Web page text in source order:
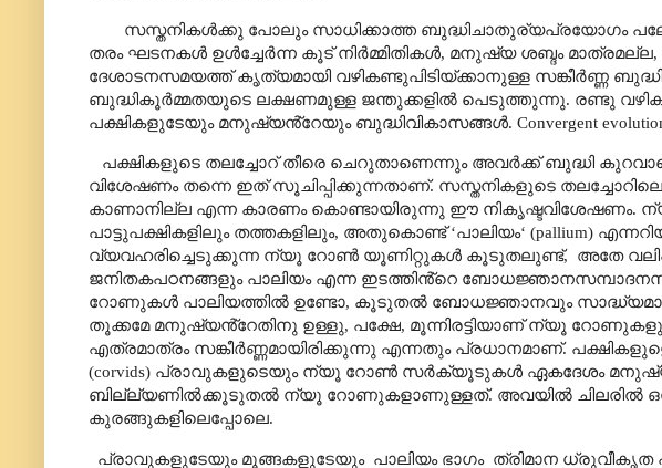
സസ്തനികൾക്കു പോലും സാധിക്കാത്ത ബുദ്ധിചാതുര്യപ്രയോഗം
തരം ഘടനകൾ ഉൾച്ചേർന്ന കൂട് നിർമ്മിതികൾ, മനുഷ്യ ശബ്ദം മാത്രമല്ല,
ദേശാടനസമയത്ത് കൃത്യമായി വഴികണ്ടുപിടിയ്ക്കാനുള്ള സങ്കീർണ്ണ ബുദ്ധി
ബുദ്ധികൂർമ്മതയുടെ ലക്ഷണമുള്ള ജന്തുക്കളിൽ പെടുത്തുന്നു. രണ്ടു
പക്ഷികളുടേയും മനുഷ്യൻ്റേയും ബുദ്ധിവികാസങ്ങൾ. Convergent
പക്ഷികളുടെ തലച്ചോറ് തീരെ ചെറുതാണെന്നും അവർക്ക് ബുദ്ധി
വിശേഷണം തന്നെ ഇത് സൂചിപ്പിക്കുന്നതാണ്. സസ്തനികളുടെ
കാണാനില്ല എന്ന കാരണം കൊണ്ടായിരുന്നു ഈ
പാട്ടുപക്ഷികളിലും തത്തകളിലും, അതുകൊണ്ട്‘പാലിയം‘ (pallium)
വ്യവഹരിച്ചെടുക്കുന്ന ന്യൂ റോൺ യൂണിറ്റുകൾ കൂടുതലുണ്ട്, അതേ
ജനിതകപഠനങ്ങളും പാലിയം എന്ന ഇടത്തിൻ്റെ
റോണുകൾ പാലിയത്തിൽ ഉണ്ടോ, കൂടുതൽ ബോധജ്ഞാനവും
തൂക്കമേ മനുഷ്യൻ്റേതിനു ഉള്ളു, പക്ഷേ, മൂന്നിരട്ടിയാണ് ന്യൂ
എത്രമാത്രം സങ്കീർണ്ണമായിരിക്കുന്നു എന്നതും പ്രധാനമാണ്.
(corvids) പ്രാവുകളുടെയും ന്യൂ റോൺ സർക്യൂടുകൾ ഏകദേശം
ബില്ല്യണിൽക്കൂടുതൽ ന്യൂ റോണുകളാണുള്ളത്. അവയിൽ ചിലരിൽ
കുരങ്ങുകളിലെപ്പോലെ.
പ്രാവുകളുടേയും മൂങ്ങകളുടേയും പാലിയം ഭാഗം ത്രിമാന ധ്രുവീകൃത